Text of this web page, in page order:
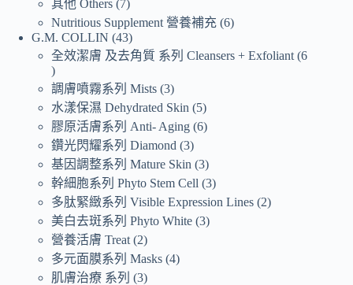
其他 Others 7
Nutritious Supplement 營養補充 6
G.M. COLLIN 43
全效潔膚 及去角質 系列 Cleansers + Exfoliant 6
調膚噴霧系列 Mists 3
水漾保濕 Dehydrated Skin
5
膠原活膚系列 Anti- Aging 6
鑽光閃耀系列 Diamond 3
基因調整系列 Mature Skin 3
幹細胞系列 Phyto Stem Cell 3
多肽緊緻系列 Visible Expression Lines 2
美白去斑系列 Phyto White 3
營養活膚 Treat 2
多元面膜系列 Masks 4
肌膚治療 系列
3